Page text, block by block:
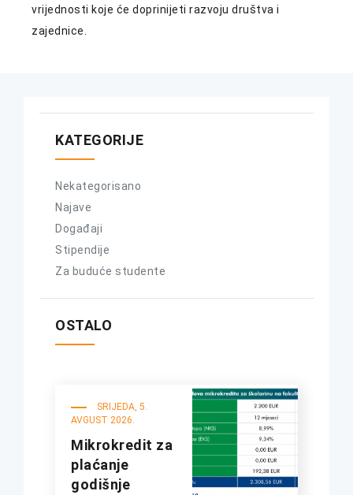
vrijednosti koje će doprinijeti razvoju društva i
zajednice.
KATEGORIJE
Nekategorisano
Najave
Događaji
Stipendije
Za buduće studente
OSTALO
SRIJEDA, 5.
AVGUST 2026.
Mikrokredit za
plaćanje
godišnje